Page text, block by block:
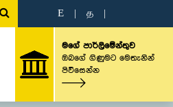
E த
මගේ පාර්ලිමේන්තුව
ඔබගේ ගිණුමට මෙතැනින්
පිවිසෙන්න